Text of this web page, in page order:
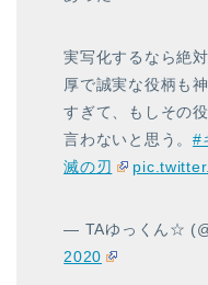
実写化するなら絶
厚で誠実な役柄も
すぎて、もしその
言わないと思う。 #
滅の刃
— TAゆっくん☆
2020